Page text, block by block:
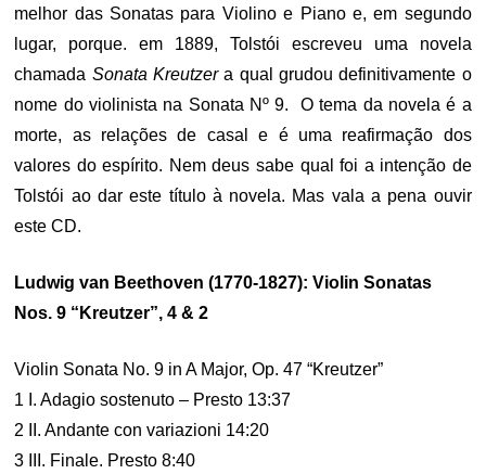
melhor das Sonatas para Violino e Piano e, em segundo
lugar, porque. em 1889, Tolstói escreveu uma novela
chamada Sonata Kreutzera qual grudou definitivamente o
nome do violinista na Sonata Nº 9. O tema da novela é a
morte, as relações de casal e é uma reafirmação dos
valores do espírito. Nem deus sabe qual foi a intenção de
Tolstói ao dar este título à novela. Mas vala a pena ouvir
este CD.
Ludwig van Beethoven (1770-1827): Violin Sonatas
Nos. 9 “Kreutzer”, 4 & 2
Violin Sonata No. 9 in A Major, Op. 47 “Kreutzer”
1 I. Adagio sostenuto – Presto 13:37
2 II. Andante con variazioni 14:20
3 III. Finale. Presto 8:40